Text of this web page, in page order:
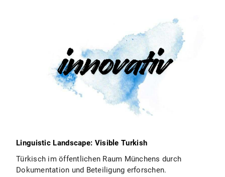
Linguistic Landscape: Visible Turkish
Türkisch im öffentlichen Raum Münchens durch
Dokumentation und Beteiligung erforschen.